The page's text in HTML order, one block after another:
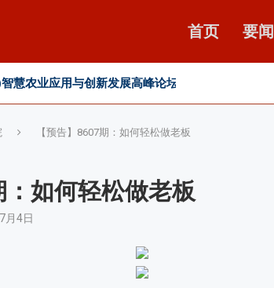
首页 要闻
慧农业应用与创新发展高峰论坛
【预告】8607期：如何轻松做老板
：如何轻松做老板
月4日